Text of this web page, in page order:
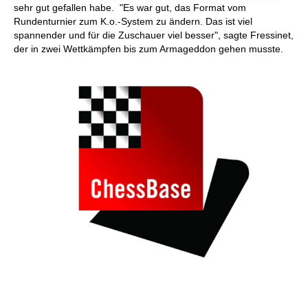
sehr gut gefallen habe. "Es war gut, das Format vom
Rundenturnier zum K.o.-System zu ändern. Das ist viel
spannender und für die Zuschauer viel besser", sagte Fressinet,
der in zwei Wettkämpfen bis zum Armageddon gehen musste.